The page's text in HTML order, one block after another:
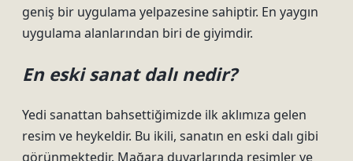
geniş bir uygulama yelpazesine sahiptir. En yaygın
uygulama alanlarından biri de giyimdir.
En eski sanat dalı nedir?
Yedi sanattan bahsettiğimizde ilk aklımıza gelen
resim ve heykeldir. Bu ikili, sanatın en eski dalı gibi
görünmektedir. Mağara duvarlarında resimler ve